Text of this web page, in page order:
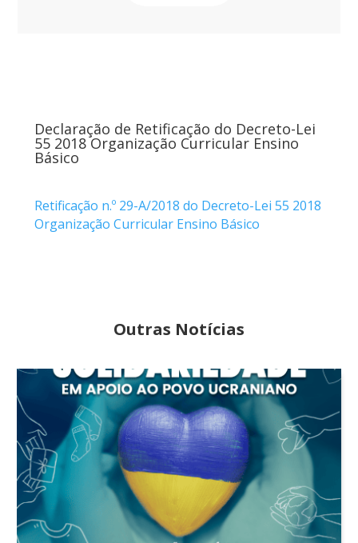
Declaração de Retificação do Decreto-Lei
55 2018 Organização Curricular Ensino
Básico
Retificação n.º 29-A/2018 do Decreto-Lei 55 2018
Organização Curricular Ensino Básico
Outras Notícias